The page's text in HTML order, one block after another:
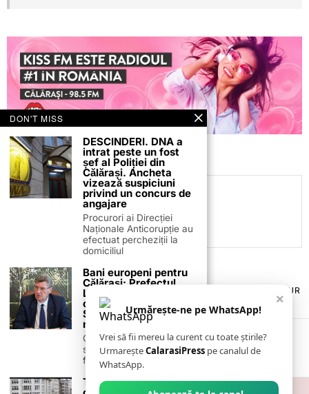
C.C
TERMENI ȘI CONDIȚII
POLITICA DE ANULARE & RETUR
PUBLICITATE ONLINE & TIPĂRITĂ
CONTACT
ZIARUL ANUNȚUL CĂLĂRĂȘEAN
×
Urmărește-ne pe WhatsApp!
Vrei să fii mereu la curent cu toate știrile?
UrmareșteCalarasiPress pe canalul de
WhatsApp.
DON'T MISS
DESCINDERI. DNA a
intrat peste un fost
șef al Poliției din
Călărași. Ancheta
vizează suspiciuni
privind un concurs de
angajare
Procurori ai Direcției
Naționale Anticorupție au
efectuat percheziții la
domiciliul
Bani europeni pentru
Călărași: Prefectul
Laurențiu State anunță
colaborarea cu ADR
Sud-Muntenia pentru
noi finanțări
Călărașul se pregătește
să intre pe harta
finanțărilor europene, cu
Tragedie în Liverpool: